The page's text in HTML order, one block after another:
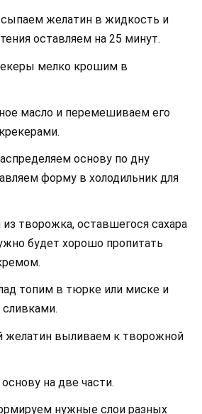
желатин в жидкость и
оставляем на 25 минут.
мелко крошим в
масло и перемешиваем его
основу по дну
форму в холодильник для
творожка, оставшегося сахара
будет хорошо пропитать
топим в тюрке или миске и
желатин выливаем к творожной
на две части.
нужные слои разных